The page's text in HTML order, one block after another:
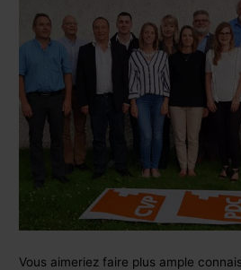
Vous aimeriez faire plus ample